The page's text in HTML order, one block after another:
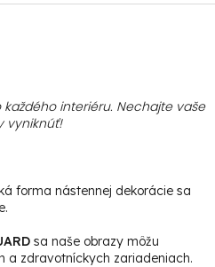
interiéru. Nechajte vaše
vyniknúť!
forma nástennej dekorácie sa
sa naše obrazy môžu
a zdravotníckych zariadeniach.